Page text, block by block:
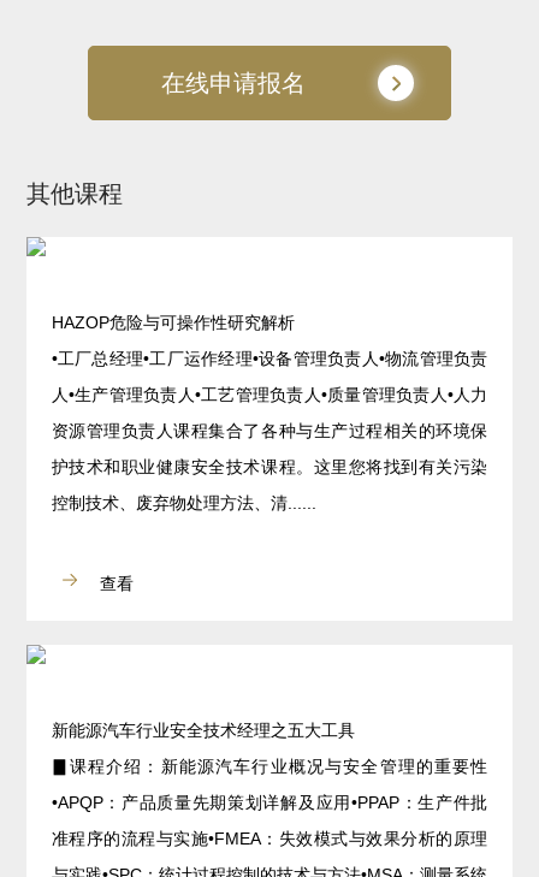
在线申请报名
其他课程
HAZOP危险与可操作性研究解析
•工厂总经理•工厂运作经理•设备管理负责人•物流管理负责
人•生产管理负责人•工艺管理负责人•质量管理负责人•人力
资源管理负责人课程集合了各种与生产过程相关的环境保
护技术和职业健康安全技术课程。这里您将找到有关污染
控制技术、废弃物处理方法、清......
查看
新能源汽车行业安全技术经理之五大工具
▊课程介绍：新能源汽车行业概况与安全管理的重要性
•APQP：产品质量先期策划详解及应用•PPAP：生产件批
准程序的流程与实施•FMEA：失效模式与效果分析的原理